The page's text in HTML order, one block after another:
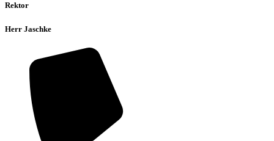
Rektor
Herr Jaschke